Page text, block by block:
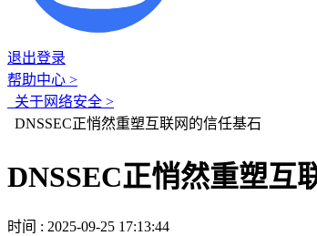
退出登录
帮助中心 >
关于网络安全 >
DNSSEC正悄然重塑互联网的信任基石
DNSSEC正悄然重塑互
时间 : 2025-09-25 17:13:44